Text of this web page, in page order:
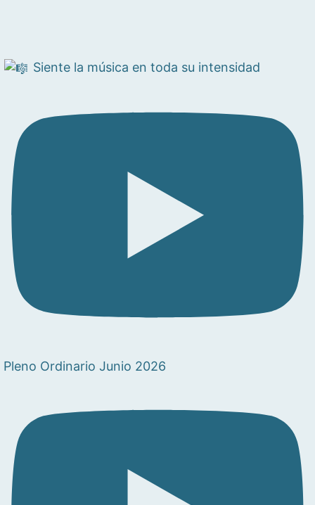
Siente la música en toda su intensidad
Pleno Ordinario Junio 2026